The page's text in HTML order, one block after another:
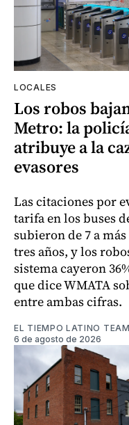
LOCALES
Los robos
Metro: la
atribuye a la
evasores
Las citaciones por
tarifa en los buses
subieron de 7 a más
tres años, y los
sistema cayeron
que dice WMATA
entre ambas cifras.
EL TIEMPO LATINO TEAM
6 de agosto de 2026